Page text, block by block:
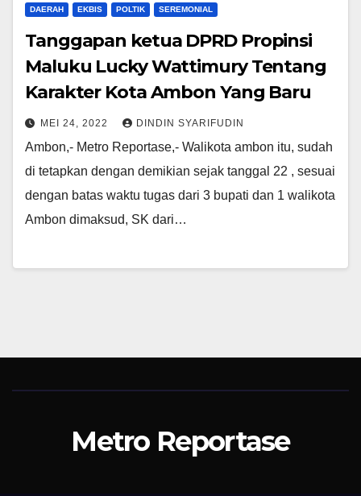
DAERAH EKBIS POLTIK SEREMONIAL
Tanggapan ketua DPRD Propinsi
Maluku Lucky Wattimury Tentang
Karakter Kota Ambon Yang Baru
MEI 24, 2022 DINDIN SYARIFUDIN
Ambon,- Metro Reportase,- Walikota ambon itu, sudah
di tetapkan dengan demikian sejak tanggal 22 , sesuai
dengan batas waktu tugas dari 3 bupati dan 1 walikota
Ambon dimaksud, SK dari…
Metro Reportase